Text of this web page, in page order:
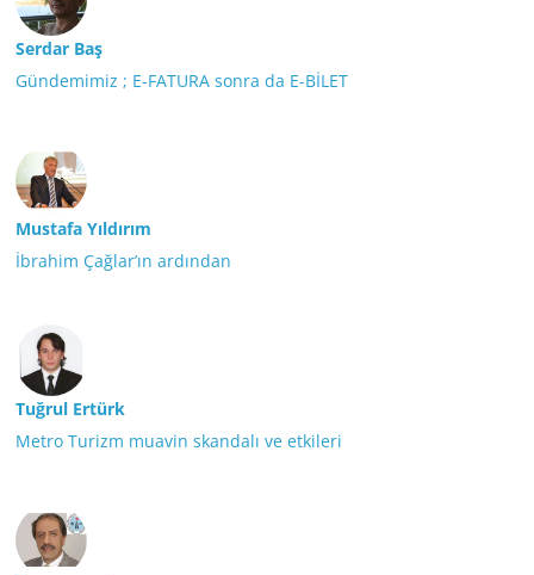
Serdar Baş
Gündemimiz ; E-FATURA sonra da E-BİLET
Mustafa Yıldırım
İbrahim Çağlar’ın ardından
Tuğrul Ertürk
Metro Turizm muavin skandalı ve etkileri